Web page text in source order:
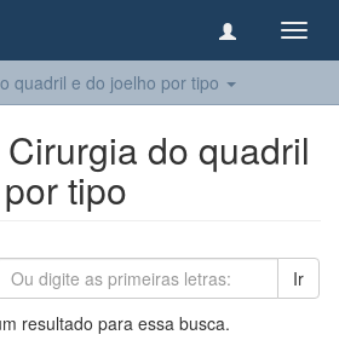
quadril e do joelho​ por tipo
do quadril
tipo
Ir
resultado para essa busca.